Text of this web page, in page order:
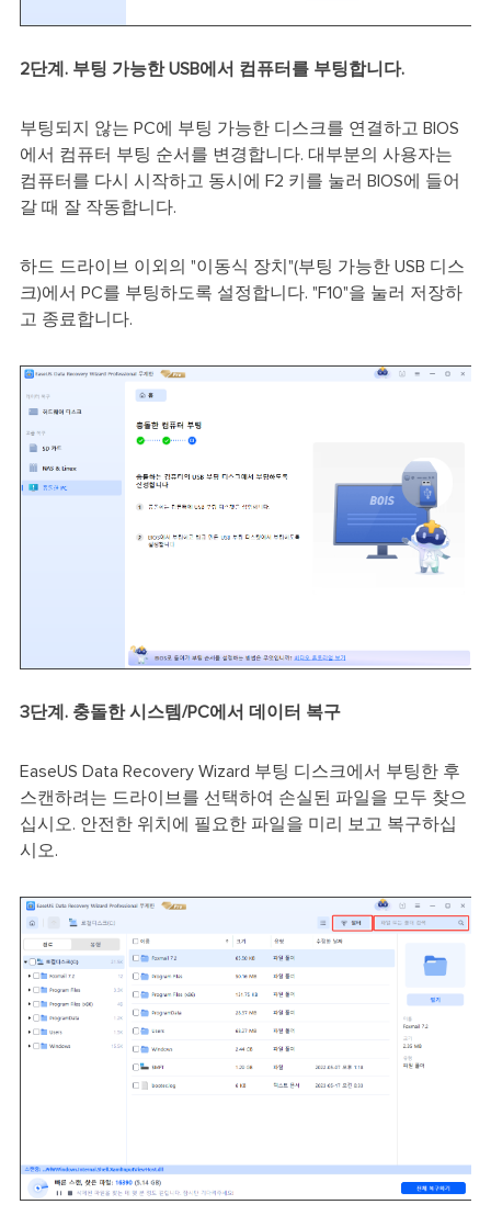
2단계. 부팅 가능한 USB에서 컴퓨터를 부팅합니다.
부팅되지 않는 PC에 부팅 가능한 디스크를 연결하고 BIOS
에서 컴퓨터 부팅 순서를 변경합니다. 대부분의 사용자는
컴퓨터를 다시 시작하고 동시에 F2 키를 눌러 BIOS에 들어
갈 때 잘 작동합니다.
하드 드라이브 이외의 "이동식 장치"(부팅 가능한 USB 디스
크)에서 PC를 부팅하도록 설정합니다. "F10"을 눌러 저장하
고 종료합니다.
3단계. 충돌한 시스템/PC에서 데이터 복구
EaseUS Data Recovery Wizard 부팅 디스크에서 부팅한 후
스캔하려는 드라이브를 선택하여 손실된 파일을 모두 찾으
십시오. 안전한 위치에 필요한 파일을 미리 보고 복구하십
시오.